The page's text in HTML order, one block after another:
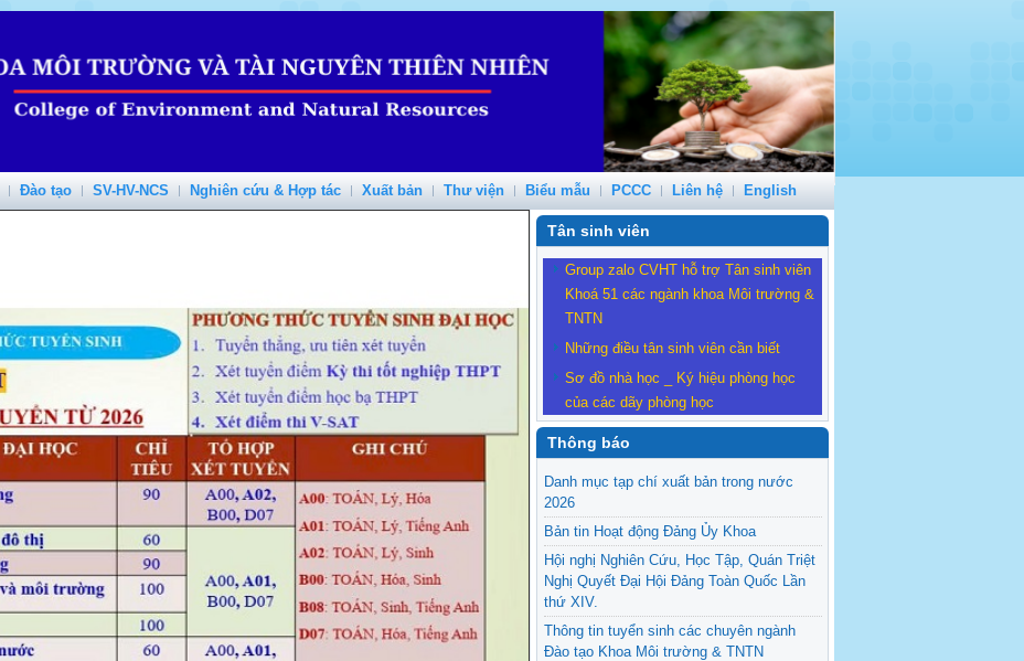
Đào tạo SV-HV-NCS Nghiên cứu & Hợp tác Xuất bản Thư viện Biểu mẫu PCCC Liên hệ English
Tân sinh viên
Group zalo CVHT hỗ trợ Tân sinh viên
Khoá 51 các ngành khoa Môi trường &
TNTN
Những điều tân sinh viên cần biết
Sơ đồ nhà học _ Ký hiệu phòng học
của các dãy phòng học
Thông báo
Danh mục tạp chí xuất bản trong nước
2026
Bản tin Hoạt động Đảng Ủy Khoa
Hội nghị Nghiên Cứu, Học Tập, Quán Triệt
Nghị Quyết Đại Hội Đảng Toàn Quốc Lần
thứ XIV.
Thông tin tuyển sinh các chuyên ngành
Đào tạo Khoa Môi trường & TNTN